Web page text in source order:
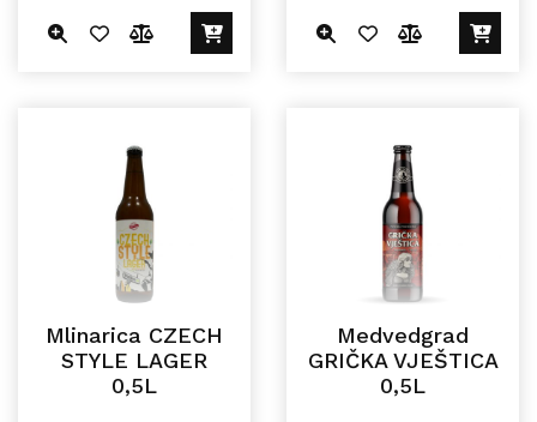
Mlinarica CZECH
STYLE LAGER
0,5L
Medvedgrad
GRIČKA VJEŠTICA
0,5L